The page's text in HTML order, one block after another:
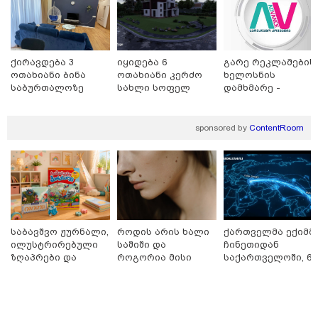
თბილისი - ანტალია 840.90
ლარიდან
თბილისი - ჰერაკლიონი 1614.90
თბილისი - ბუდაპეშტი 1296.40
ლარიდან
თბილისი - რომი 1114.90 ლარიდან
ქირავდება 3
ოთახიანი ბინა
საბურთალოზე
იყიდება 6
ოთახიანი კერძო
სახლი სოფელ
გარე რეკლამების
ხელოსნის
დამხმარე -
sponsored by ContentRoom
საბავშვო ჟურნალი,
ილუსტრირებული
ზღაპრები და
როდის არის ხალი
საშიში და
როგორია მისი
ქართველმა
ჩინეთიდან
საქართველოში, 6